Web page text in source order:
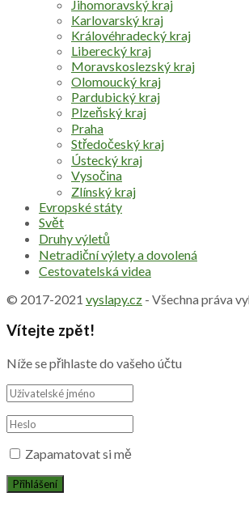
Jihomoravský kraj
Karlovarský kraj
Královéhradecký kraj
Liberecký kraj
Moravskoslezský kraj
Olomoucký kraj
Pardubický kraj
Plzeňský kraj
Praha
Středočeský kraj
Ústecký kraj
Vysočina
Zlínský kraj
Evropské státy
Svět
Druhy výletů
Netradiční výlety a dovolená
Cestovatelská videa
© 2017-2021 vyslapy.cz - Všechna práva
Vítejte zpět!
Níže se přihlaste do vašeho účtu
Zapamatovat si mě